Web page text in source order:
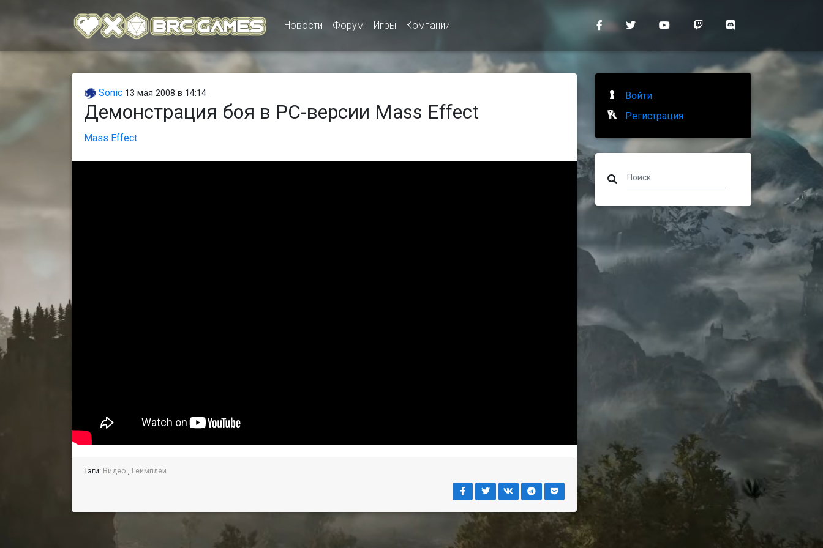
Новости Форум Игры Компании
Sonic 13 мая 2008 в 14:14
Демонстрация боя в PC-версии Mass Effect
Mass Effect
Тэги: Видео , Геймплей
Войти
Регистрация